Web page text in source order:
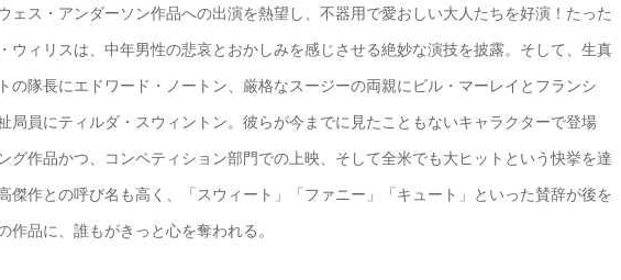
ェス・アンダーソン作品への出演を熱望し、不器用で愛おしい大人たちを好演！たった
ウィリスは、中年男性の悲哀とおかしみを感じさせる絶妙な演技を披露。そして、生真
の隊長にエドワード・ノートン、厳格なスージーの両親にビル・マーレイとフランシ
局員にティルダ・スウィントン。彼らが今までに見たこともないキャラクターで登場
グ作品かつ、コンペティション部門での上映、そして全米でも大ヒットという快挙を達
傑作との呼び名も高く、「スウィート」「ファニー」「キュート」といった賛辞が後を
品に、誰もがきっと心を奪われる。